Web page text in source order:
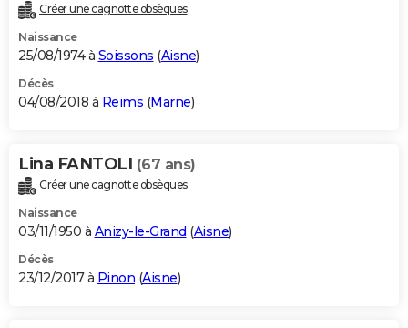
Créer une cagnotte obsèques
Naissance
25/08/1974 à Soissons (Aisne)
Décès
04/08/2018 à Reims (Marne)
Lina FANTOLI (67 ans)
Créer une cagnotte obsèques
Naissance
03/11/1950 à Anizy-le-Grand (Aisne)
Décès
23/12/2017 à Pinon (Aisne)